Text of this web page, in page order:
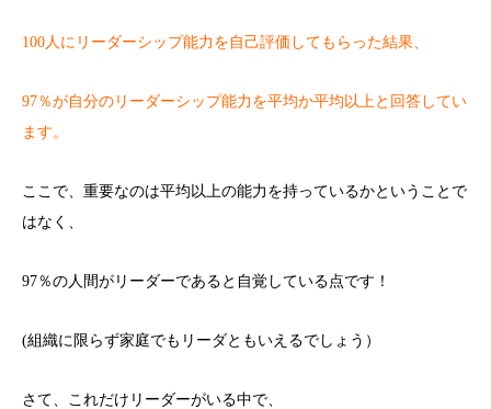
100人にリーダーシップ能力を自己評価してもらった結果、
97％が自分のリーダーシップ能力を平均か平均以上と回答してい
ます。
ここで、重要なのは平均以上の能力を持っているかということで
はなく、
97％の人間がリーダーであると自覚している点です！
(組織に限らず家庭でもリーダともいえるでしょう）
さて、これだけリーダーがいる中で、